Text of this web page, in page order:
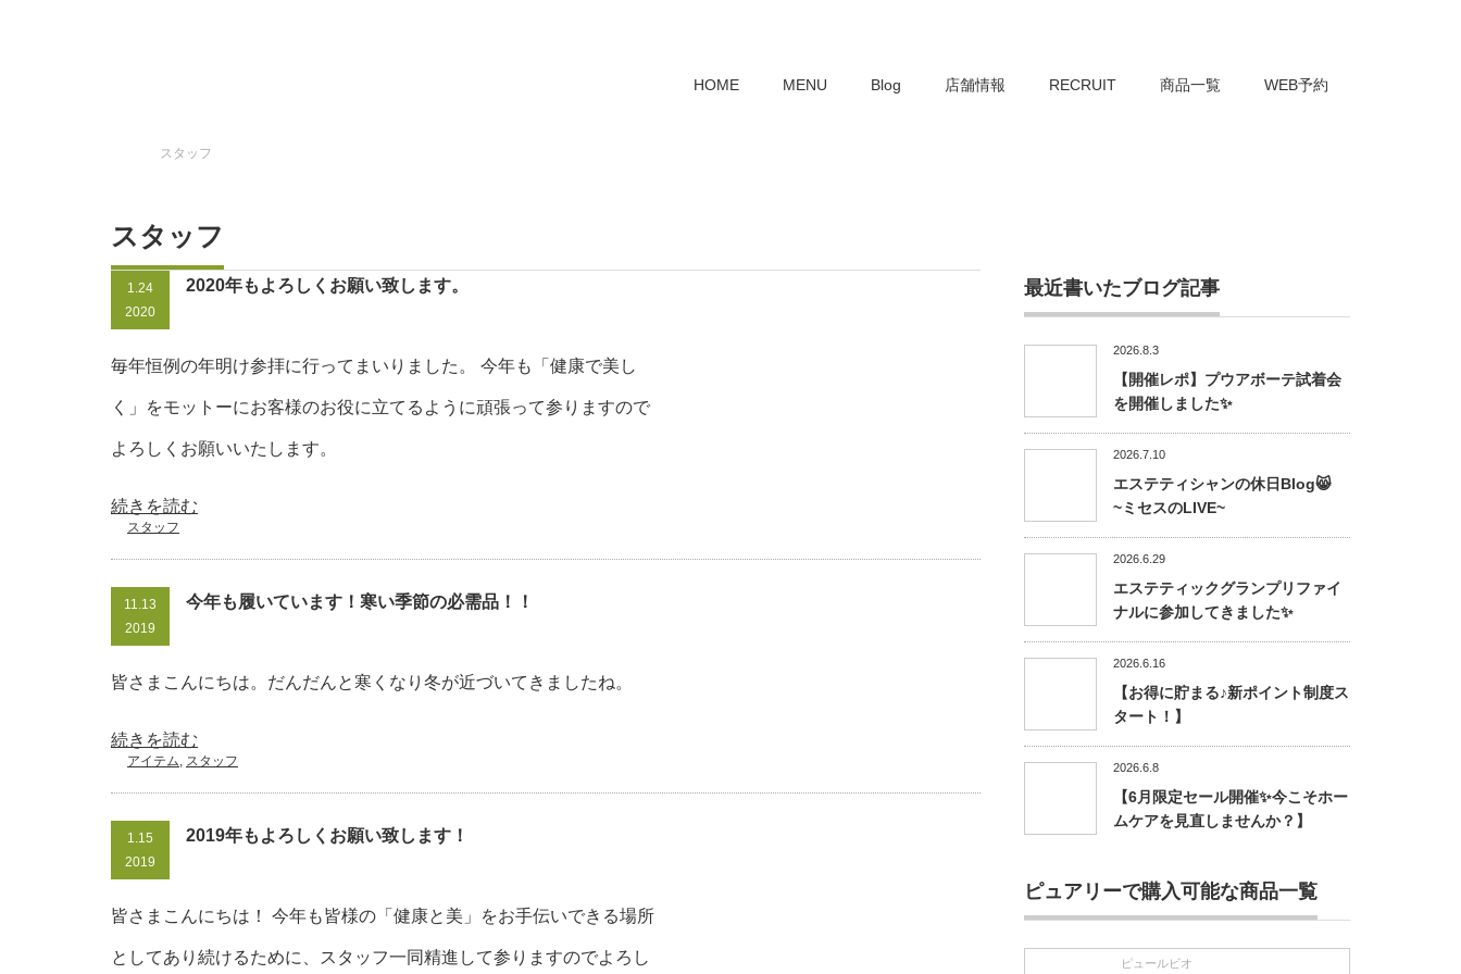
HOME MENU Blog 店舗情報 RECRUIT 商品一覧 WEB予約
スタッフ
スタッフ
1.24
2020
2020年もよろしくお願い致します。
毎年恒例の年明け参拝に行ってまいりました。 今年も「健康で美し
く」をモットーにお客様のお役に立てるように頑張って参りますので
よろしくお願いいたします。
続きを読む
スタッフ
11.13
2019
今年も履いています！寒い季節の必需品！！
皆さまこんにちは。だんだんと寒くなり冬が近づいてきましたね。
続きを読む
アイテム, スタッフ
1.15
2019
2019年もよろしくお願い致します！
皆さまこんにちは！ 今年も皆様の「健康と美」をお手伝いできる場所
としてあり続けるために、スタッフ一同精進して参りますのでよろし
最近書いたブログ記事
2026.8.3
【開催レポ】プウアボーテ試着会
を開催しました✨
2026.7.10
エステティシャンの休日Blog😸
~ミセスのLIVE~
2026.6.29
エステティックグランプリファイ
ナルに参加してきました✨
2026.6.16
【お得に貯まる♪新ポイント制度ス
タート！】
2026.6.8
【6月限定セール開催✨今こそホー
ムケアを見直しませんか？】
ピュアリーで購入可能な商品一覧
ピュールビオ